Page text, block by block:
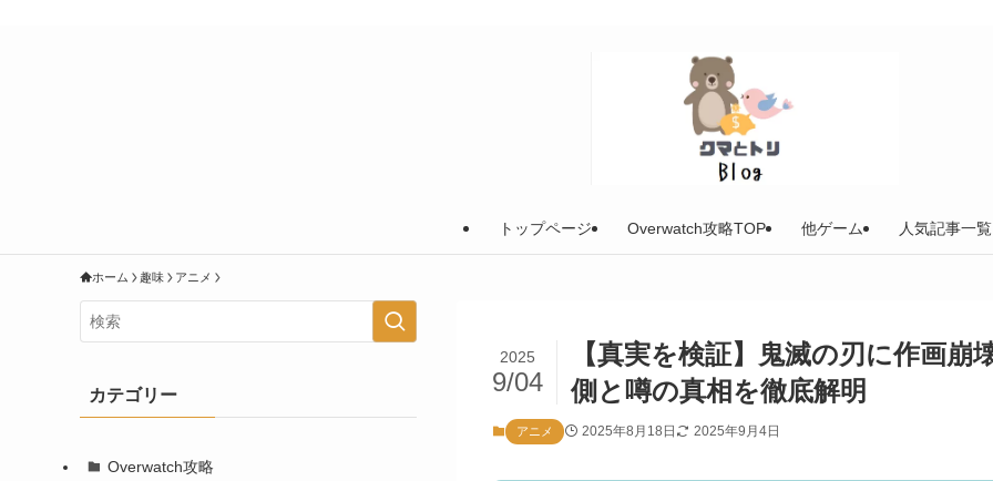
トップページ Overwatch攻略TOP 他ゲーム 人気記事一覧
ホーム 趣味 アニメ
【真実を検証】鬼滅の刃に作画
側と噂の真相を徹底解明
2025
9/04
アニメ 2025年8月18日 2025年9月4日
カテゴリー
Overwatch攻略